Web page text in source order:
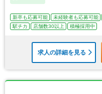
新卒も応募可能 未経験者も応募可能
駅チカ
店舗数30以上 積極採用中
求人の詳細を見る